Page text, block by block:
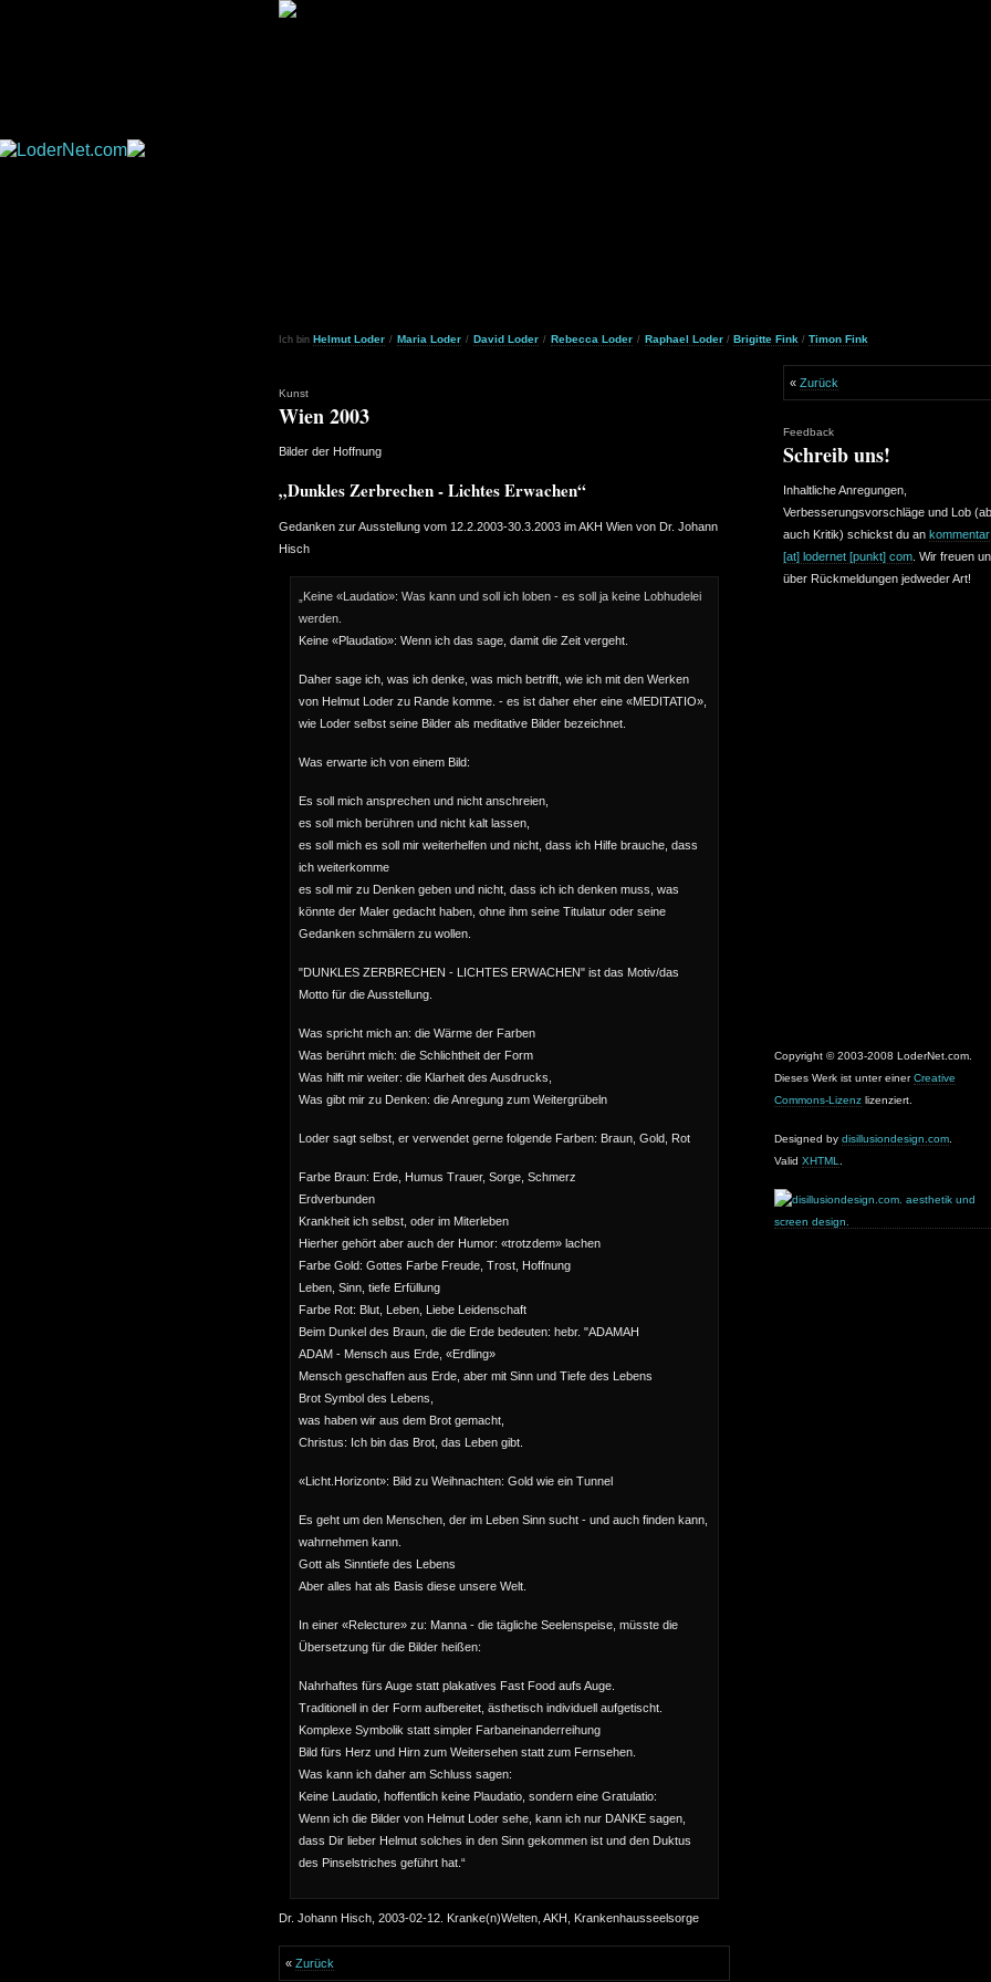
Ich bin Helmut Loder / Maria Loder / David Loder / Rebecca Loder / Raphael Loder / Brigitte Fink / Timon Fink
Kunst
Wien 2003
Bilder der Hoffnung
„Dunkles Zerbrechen - Lichtes Erwachen“
Gedanken zur Ausstellung vom 12.2.2003-30.3.2003 im AKH Wien von Dr. Johann
Hisch
„Keine «Laudatio»: Was kann und soll ich loben - es soll ja keine Lobhudelei
werden.
Keine «Plaudatio»: Wenn ich das sage, damit die Zeit vergeht.
Daher sage ich, was ich denke, was mich betrifft, wie ich mit den Werken
von Helmut Loder zu Rande komme. - es ist daher eher eine «MEDITATIO»,
wie Loder selbst seine Bilder als meditative Bilder bezeichnet.
Was erwarte ich von einem Bild:
Es soll mich ansprechen und nicht anschreien,
es soll mich berühren und nicht kalt lassen,
es soll mich es soll mir weiterhelfen und nicht, dass ich Hilfe brauche, dass
ich weiterkomme
es soll mir zu Denken geben und nicht, dass ich ich denken muss, was
könnte der Maler gedacht haben, ohne ihm seine Titulatur oder seine
Gedanken schmälern zu wollen.
"DUNKLES ZERBRECHEN - LICHTES ERWACHEN" ist das Motiv/das
Motto für die Ausstellung.
Was spricht mich an: die Wärme der Farben
Was berührt mich: die Schlichtheit der Form
Was hilft mir weiter: die Klarheit des Ausdrucks,
Was gibt mir zu Denken: die Anregung zum Weitergrübeln
Loder sagt selbst, er verwendet gerne folgende Farben: Braun, Gold, Rot
Farbe Braun: Erde, Humus Trauer, Sorge, Schmerz
Erdverbunden
Krankheit ich selbst, oder im Miterleben
Hierher gehört aber auch der Humor: «trotzdem» lachen
Farbe Gold: Gottes Farbe Freude, Trost, Hoffnung
Leben, Sinn, tiefe Erfüllung
Farbe Rot: Blut, Leben, Liebe Leidenschaft
Beim Dunkel des Braun, die die Erde bedeuten: hebr. "ADAMAH
ADAM - Mensch aus Erde, «Erdling»
Mensch geschaffen aus Erde, aber mit Sinn und Tiefe des Lebens
Brot Symbol des Lebens,
was haben wir aus dem Brot gemacht,
Christus: Ich bin das Brot, das Leben gibt.
«Licht.Horizont»: Bild zu Weihnachten: Gold wie ein Tunnel
Es geht um den Menschen, der im Leben Sinn sucht - und auch finden kann,
wahrnehmen kann.
Gott als Sinntiefe des Lebens
Aber alles hat als Basis diese unsere Welt.
In einer «Relecture» zu: Manna - die tägliche Seelenspeise, müsste die
Übersetzung für die Bilder heißen:
Nahrhaftes fürs Auge statt plakatives Fast Food aufs Auge.
Traditionell in der Form aufbereitet, ästhetisch individuell aufgetischt.
Komplexe Symbolik statt simpler Farbaneinanderreihung
Bild fürs Herz und Hirn zum Weitersehen statt zum Fernsehen.
Was kann ich daher am Schluss sagen:
Keine Laudatio, hoffentlich keine Plaudatio, sondern eine Gratulatio:
Wenn ich die Bilder von Helmut Loder sehe, kann ich nur DANKE sagen,
dass Dir lieber Helmut solches in den Sinn gekommen ist und den Duktus
des Pinselstriches geführt hat.“
Dr. Johann Hisch, 2003-02-12. Kranke(n)Welten, AKH, Krankenhausseelsorge
« Zurück
« Zurück
Feedback
Schreib uns!
Inhaltliche Anregungen,
Verbesserungsvorschläge und Lob
auch Kritik) schickst du an kommentar
[at] lodernet [punkt] com . Wir freuen
über Rückmeldungen jedweder Art!
Copyright © 2003-2008 LoderNet.com.
Dieses Werk ist unter einerCreative
Commons-Lizenz lizenziert.
Designed by disillusiondesign.com
Valid XHTML